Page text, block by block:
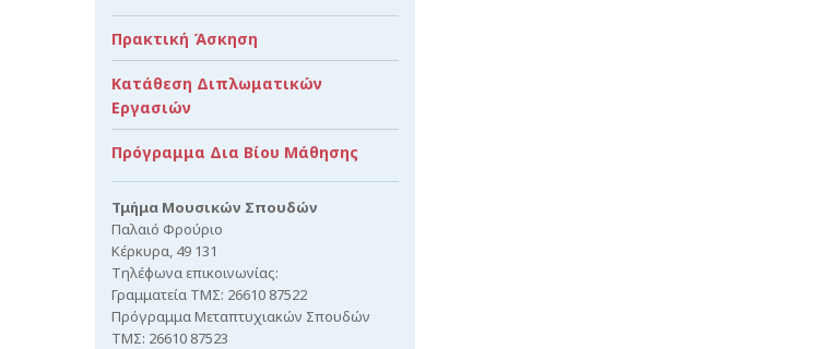
Πρακτική Άσκηση
Κατάθεση Διπλωματικών
Εργασιών
Πρόγραμμα Δια Βίου Μάθησης
Τμήμα Μουσικών Σπουδών
Παλαιό Φρούριο
Κέρκυρα, 49 131
Τηλέφωνα επικοινωνίας:
Γραμματεία ΤΜΣ: 26610 87522
Πρόγραμμα Μεταπτυχιακών Σπουδών
ΤΜΣ: 26610 87523